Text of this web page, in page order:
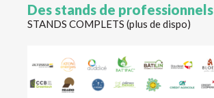
Des stands de professionnels
STANDS COMPLETS (plus de dispo)